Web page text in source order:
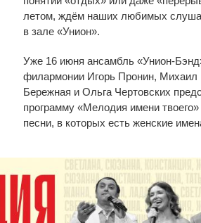
летом, ждём наших любимых
в зале «Унион».
Уже 16 июня ансамбль «Унион-Бэнд
филармонии Игорь Пронин, Михаил
Бережная и Ольга Чертовских
программу «Мелодия имени твоего»
песни, в которых есть женские